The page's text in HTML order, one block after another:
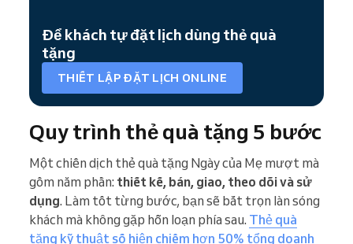
Để khách tự đặt lịch dùng thẻ quà
tặng
THIẾT LẬP ĐẶT LỊCH ONLINE
Quy trình thẻ quà tặng 5 bước
Một chiến dịch thẻ quà tặng Ngày của Mẹ mượt mà
gồm năm phần: thiết kế, bán, giao, theo dõi và sử
dụng. Làm tốt từng bước, bạn sẽ bắt trọn làn sóng
khách mà không gặp hỗn loạn phía sau. Thẻ quà
tặng kỹ thuật số hiện chiếm hơn 50% tổng doanh